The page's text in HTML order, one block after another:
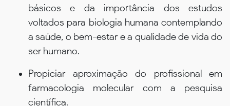
básicos e da importância dos estudos
voltados para biologia humana contemplando
a saúde, o bem-estar e a qualidade de vida do
ser humano.
Propiciar aproximação do profissional em
farmacologia molecular com a pesquisa
científica.